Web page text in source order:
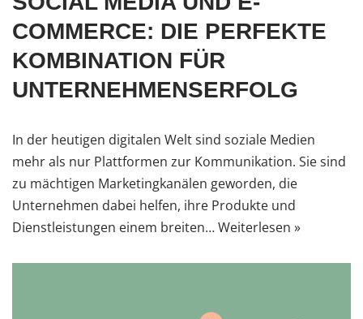
COMMERCE: DIE PERFEKTE
KOMBINATION FÜR
UNTERNEHMENSERFOLG
In der heutigen digitalen Welt sind soziale Medien
mehr als nur Plattformen zur Kommunikation. Sie sind
zu mächtigen Marketingkanälen geworden, die
Unternehmen dabei helfen, ihre Produkte und
Dienstleistungen einem breiten…Weiterlesen »